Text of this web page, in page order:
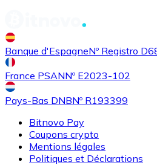
AcheterEthereum Classic
ETC
Banque d'EspagneNº Registro
France PSANNº E2023-102
Pays-Bas DNBNº R193399
Bitnovo Pay
Coupons crypto
Mentions légales
Politiques et Déclarations